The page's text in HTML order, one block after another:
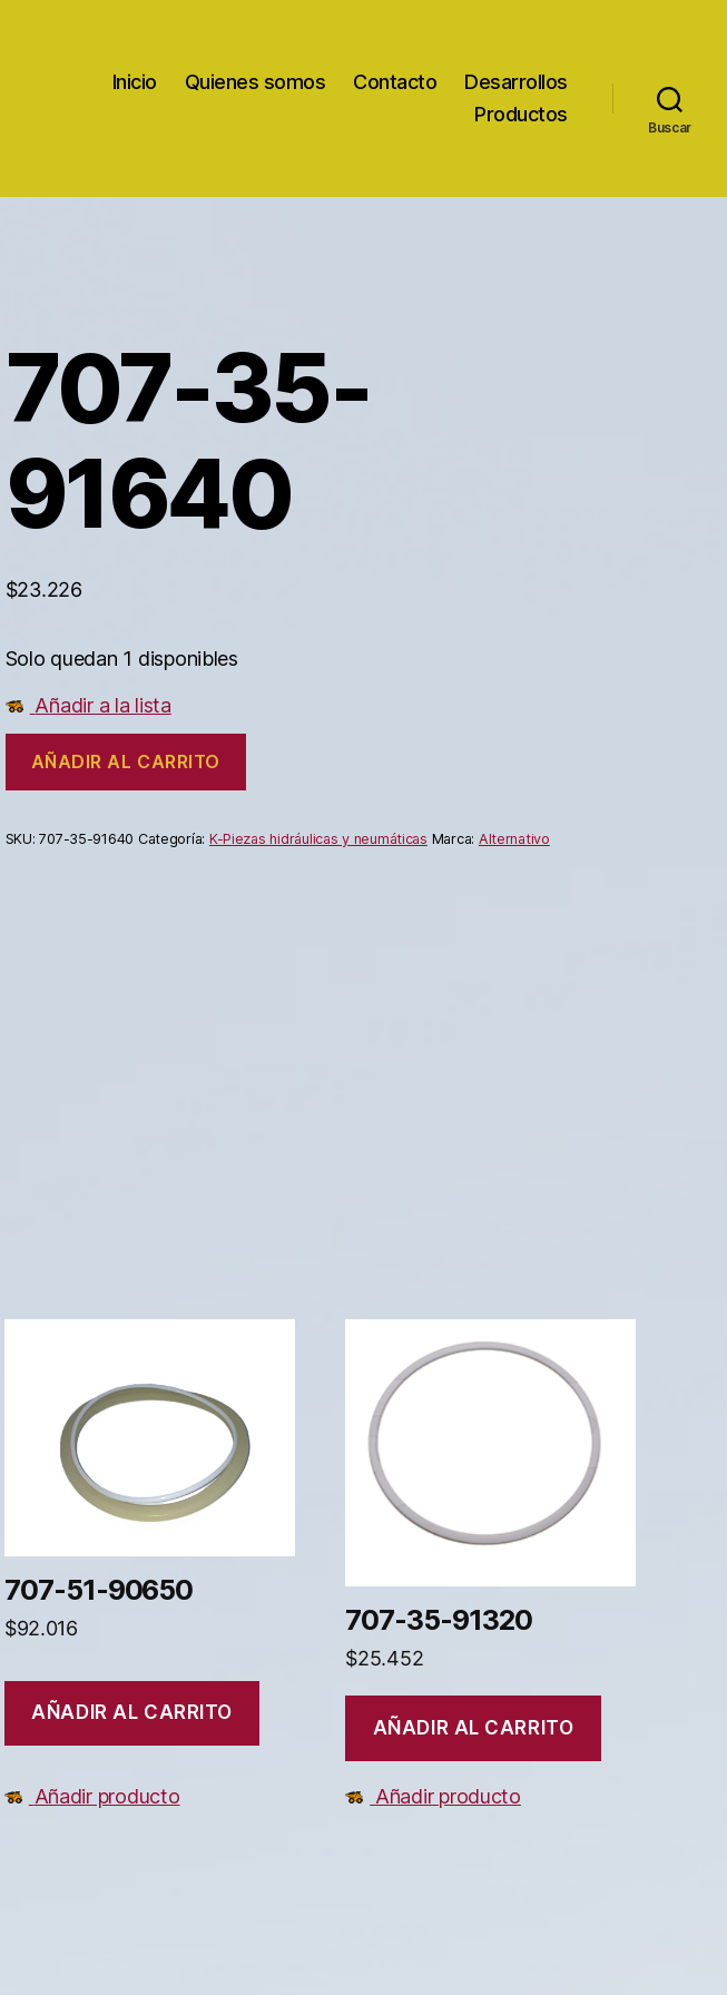
Inicio Quienes somos Contacto
Desarrollos
Productos
Buscar
707-35-
91640
$23.226
Solo quedan 1 disponibles
Añadir a la lista
AÑADIR AL CARRITO
SKU:707-35-91640 Categoría: K-Piezas hidráulicas y neumáticas Marca: Alternativo
707-51-90650
$92.016
AÑADIR AL CARRITO
Añadir producto
707-35-91320
$25.452
AÑADIR AL CARRITO
Añadir producto